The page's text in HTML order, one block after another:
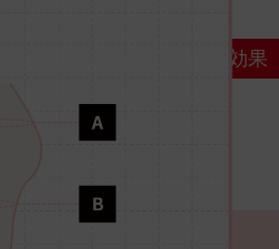
効果
脚のむくみを改善
リンパの流れを改善
血行を促進